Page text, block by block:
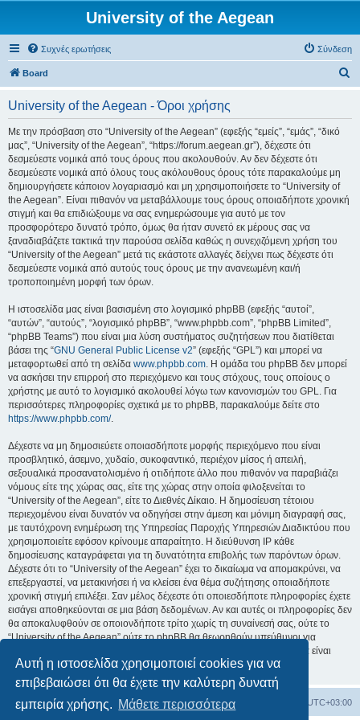
Αυτή η ιστοσελίδα χρησιμοποιεί cookies για να
επιβεβαιώσει ότι θα έχετε την καλύτερη δυνατή
εμπειρία χρήσης. Μάθετε περισσότερα
University of the Aegean
Συχνές ερωτήσεις Σύνδεση
Board
University of the Aegean - Όροι χρήσης
Με την πρόσβαση στο “University of the Aegean” (εφεξής “εμείς”, “εμάς”, “δικό
μας”, “University of the Aegean”, “https://forum.aegean.gr”), δέχεστε ότι
δεσμεύεστε νομικά από τους όρους που ακολουθούν. Αν δεν δέχεστε ότι
δεσμεύεστε νομικά από όλους τους ακόλουθους όρους τότε παρακαλούμε μη
δημιουργήσετε κάποιον λογαριασμό και μη χρησιμοποιήσετε το “University of
the Aegean”. Είναι πιθανόν να μεταβάλλουμε τους όρους οποιαδήποτε χρονική
στιγμή και θα επιδιώξουμε να σας ενημερώσουμε για αυτό με τον
προσφορότερο δυνατό τρόπο, όμως θα ήταν συνετό εκ μέρους σας να
ξαναδιαβάζετε τακτικά την παρούσα σελίδα καθώς η συνεχιζόμενη χρήση του
“University of the Aegean” μετά τις εκάστοτε αλλαγές δείχνει πως δέχεστε ότι
δεσμεύεστε νομικά από αυτούς τους όρους με την ανανεωμένη και/ή
τροποποιημένη μορφή των όρων.
Η ιστοσελίδα μας είναι βασισμένη στο λογισμικό phpBB (εφεξής “αυτοί”,
“αυτών”, “αυτούς”, “λογισμικό phpBB”, “www.phpbb.com”, “phpBB Limited”,
“phpBB Teams”) που είναι μια λύση συστήματος συζητήσεων που διατίθεται
βάσει της “GNU General Public License v2” (εφεξής “GPL”) και μπορεί να
μεταφορτωθεί από τη σελίδα www.phpbb.com. Η ομάδα του phpBB δεν μπορεί
να ασκήσει την επιρροή στο περιεχόμενο και τους στόχους, τους οποίους ο
χρήστης με αυτό το λογισμικό ακολουθεί λόγω των κανονισμών του GPL. Για
περισσότερες πληροφορίες σχετικά με το phpBB, παρακαλούμε δείτε στο
https://www.phpbb.com/.
Δέχεστε να μη δημοσιεύετε οποιασδήποτε μορφής περιεχόμενο που είναι
προσβλητικό, άσεμνο, χυδαίο, συκοφαντικό, περιέχον μίσος ή απειλή,
σεξουαλικά προσανατολισμένο ή οτιδήποτε άλλο που πιθανόν να παραβιάζει
νόμους είτε της χώρας σας, είτε της χώρας στην οποία φιλοξενείται το
“University of the Aegean”, είτε το Διεθνές Δίκαιο. Η δημοσίευση τέτοιου
περιεχομένου είναι δυνατόν να οδηγήσει στην άμεση και μόνιμη διαγραφή σας,
με ταυτόχρονη ενημέρωση της Υπηρεσίας Παροχής Υπηρεσιών Διαδικτύου που
χρησιμοποιείτε εφόσον κρίνουμε απαραίτητο. Η διεύθυνση IP κάθε
δημοσίευσης καταγράφεται για τη δυνατότητα επιβολής των παρόντων όρων.
Δέχεστε ότι το “University of the Aegean” έχει το δικαίωμα να απομακρύνει, να
επεξεργαστεί, να μετακινήσει ή να κλείσει ένα θέμα συζήτησης οποιαδήποτε
χρονική στιγμή επιλέξει. Σαν μέλος δέχεστε ότι οποιεσδήποτε πληροφορίες έχετε
εισάγει αποθηκεύονται σε μια βάση δεδομένων. Αν και αυτές οι πληροφορίες δεν
θα αποκαλυφθούν σε οποιονδήποτε τρίτο χωρίς τη συναίνεσή σας, ούτε το
“University of the Aegean” ούτε το phpBB θα θεωρηθούν υπεύθυνοι για
οποιαδήποτε απόπειρα ηλεκτρονικής εισβολής ή παραβίασης η οποία είναι
δυνατόν να οδηγήσει σε απώλεια αυτών των δεδομένων.
Board Όλοι οι χρόνοι είναι UTC+03:00
Διαγραφή cookies